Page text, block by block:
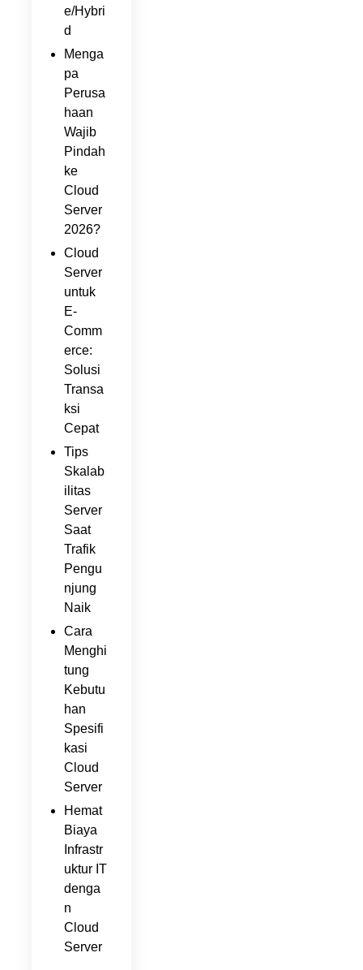
e/Hybri
d
Menga
pa
Perusa
haan
Wajib
Pindah
ke
Cloud
Server
2026?
Cloud
Server
untuk
E-
Comm
erce:
Solusi
Transa
ksi
Cepat
Tips
Skalab
ilitas
Server
Saat
Trafik
Pengu
njung
Naik
Cara
Menghi
tung
Kebutu
han
Spesifi
kasi
Cloud
Server
Hemat
Biaya
Infrastr
uktur IT
denga
n
Cloud
Server